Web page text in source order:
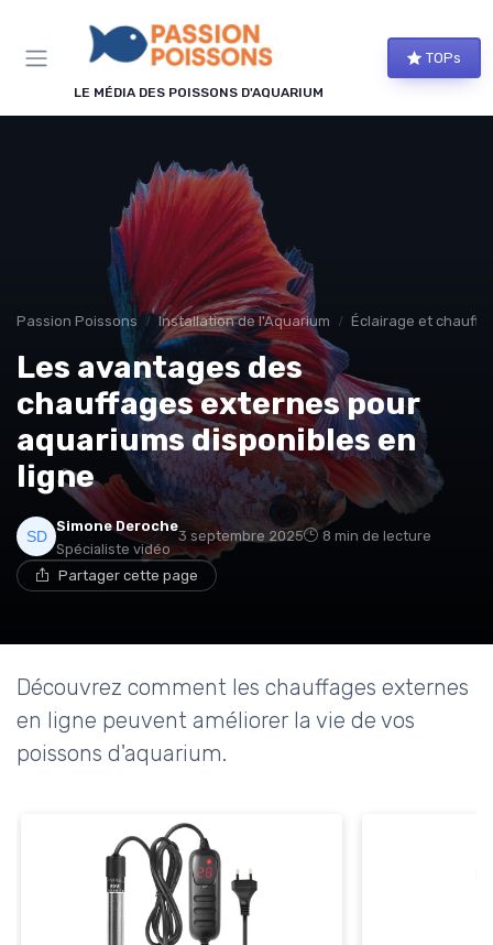
LE MÉDIA DES POISSONS D'AQUARIUM
TOPs
Passion Poissons Installation de l'Aquarium Éclairage et
Les avantages des
chauffages externes pour
aquariums disponibles en
ligne
Simone Deroche
Spécialiste vidéo
3 septembre 2025 8 min de lecture
Partager cette page
Découvrez comment les chauffages externes
en ligne peuvent améliorer la vie de vos
poissons d'aquarium.